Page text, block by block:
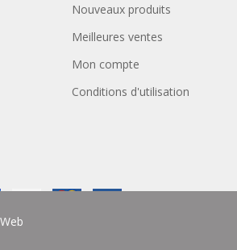
Nouveaux produits
Meilleures ventes
Mon compte
Conditions d'utilisation